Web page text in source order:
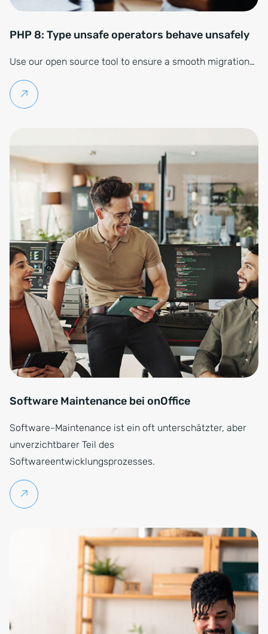
PHP 8: Type unsafe operators behave unsafely
Use our open source tool to ensure a smooth migration…
Weiterlesen
Software Maintenance bei onOffice
Software-Maintenance ist ein oft unterschätzter, aber
unverzichtbarer Teil des
Softwareentwicklungsprozesses.
Weiterlesen